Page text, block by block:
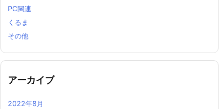
PC関連
くるま
その他
アーカイブ
2022年8月